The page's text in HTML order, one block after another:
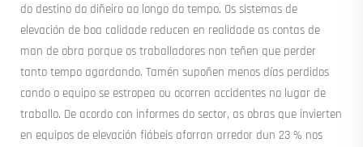
do destino do diñeiro ao longo do tempo. Os sistemas de
elevación de boa calidade reducen en realidade as contas de
man de obra porque os traballadores non teñen que perder
tanto tempo agardando. Tamén supoñen menos días perdidos
cando o equipo se estropea ou ocorren accidentes no lugar de
traballo. De acordo con informes do sector, as obras que invierten
en equipos de elevación fiábeis aforran arredor dun 23 % nos